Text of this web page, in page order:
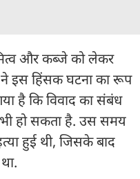
और कब्जे को लेकर
इस हिंसक घटना का रूप
है कि विवाद का संबंध
हो सकता है. उस समय
हुई थी, जिसके बाद